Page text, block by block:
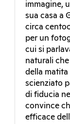
immagine,
sua casa a
circa
per un
cui si
naturali che
della matita
scienziato
di fiducia
convince
efficace